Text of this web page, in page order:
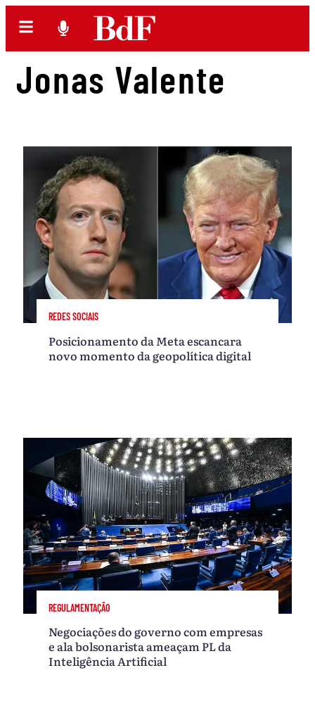
Jonas Valente
REDES SOCIAIS
Posicionamento da Meta escancara
novo momento da geopolítica digital
REGULAMENTAÇÃO
Negociações do governo com empresas
e ala bolsonarista ameaçam PL da
Inteligência Artificial